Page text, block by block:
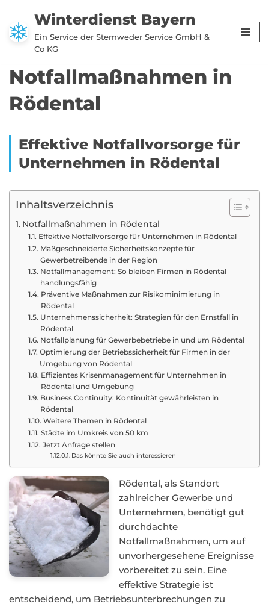
Zum
Inhalt
Winterdienst Bayern
Ein Service der Stemweder Service GmbH &
Co KG
Notfallmaßnahmen in
Rödental
Effektive Notfallvorsorge für
Unternehmen in Rödental
Inhaltsverzeichnis
Notfallmaßnahmen in Rödental
Effektive Notfallvorsorge für Unternehmen in Rödental
Maßgeschneiderte Sicherheitskonzepte für
Gewerbetreibende in der Region
Notfallmanagement: So bleiben Firmen in Rödental
handlungsfähig
Präventive Maßnahmen zur Risikominimierung in
Rödental
Unternehmenssicherheit: Strategien für den Ernstfall in
Rödental
Notfallplanung für Gewerbebetriebe in und um Rödental
Optimierung der Betriebssicherheit für Firmen in der
Umgebung von Rödental
Effizientes Krisenmanagement für Unternehmen in
Rödental und Umgebung
Business Continuity: Kontinuität gewährleisten in
Rödental
Weitere Themen in Rödental
Städte im Umkreis von 50 km
Jetzt Anfrage stellen
Das könnte Sie auch interessieren
Rödental, als Standort
zahlreicher Gewerbe und
Unternehmen, benötigt gut
durchdachte
Notfallmaßnahmen, um auf
unvorhergesehene Ereignisse
vorbereitet zu sein. Eine
effektive Strategie ist
entscheidend, um Betriebsunterbrechungen zu